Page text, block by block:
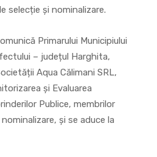
selecție și nominalizare.
Primarului Municipiului
– județul Harghita,
Aqua Călimani SRL,
și Evaluarea
Publice, membrilor
și se aduce la